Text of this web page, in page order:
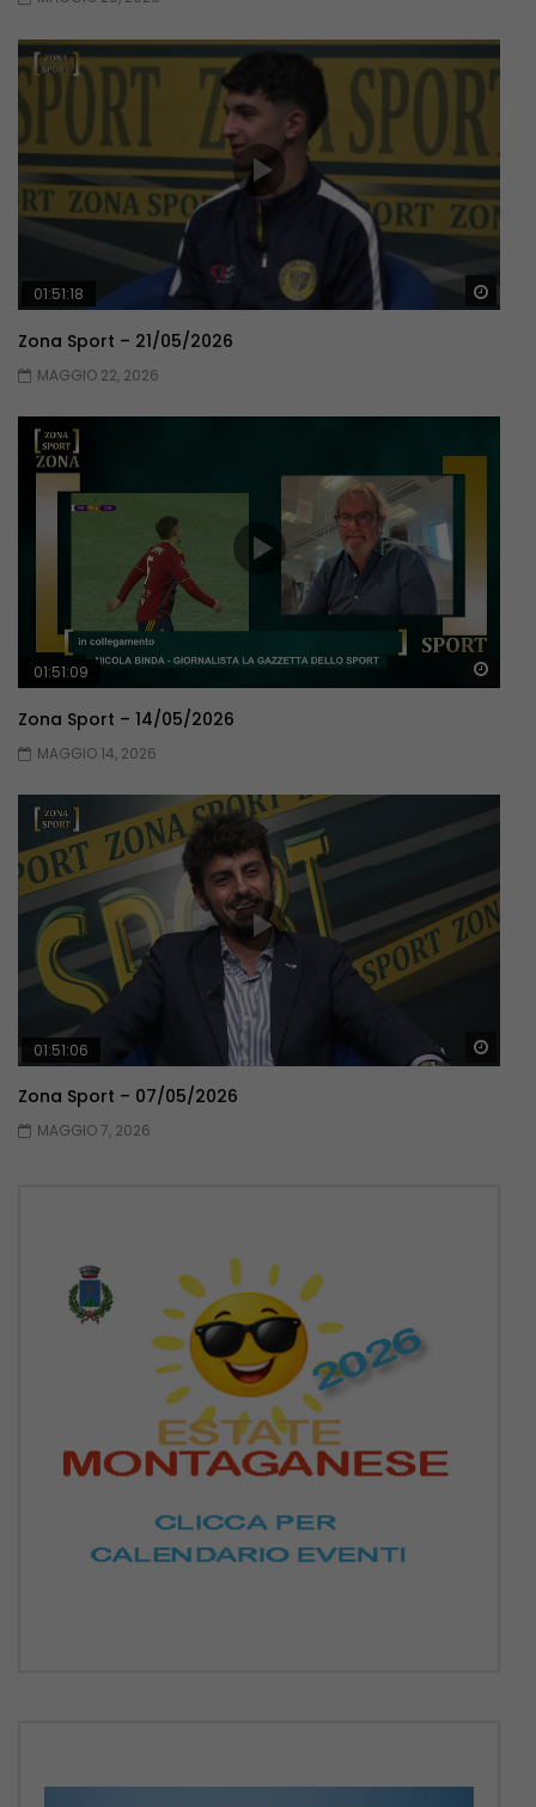
01:51:18
Zona Sport – 21/05/2026
MAGGIO 22, 2026
01:51:09
Zona Sport – 14/05/2026
MAGGIO 14, 2026
01:51:06
Zona Sport – 07/05/2026
MAGGIO 7, 2026